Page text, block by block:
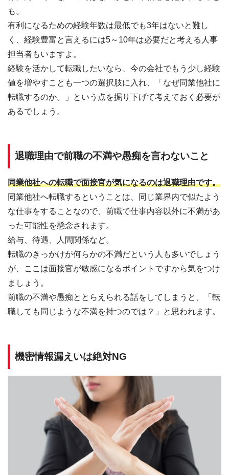
も。
有利になるための経験年数は最低でも3年はないと難し
く、経験豊富と言えるには5～10年は必要だと考える人事
担当者もいますよ。
経験を活かして転職したいなら、今の会社でもう少し経験
値を増やすことも一つの選択肢に入れ、「なぜ同業他社に
転職するのか。」という点を掘り下げて考えておく必要が
あるでしょう。
退職理由で前職の不満や愚痴を言わないこと
同業他社への転職で面接官が気になるのは退職理由です。
同業他社へ転職するということは、同じ業界内で似たよう
な仕事をすることなので、前職で仕事内容以外に不満があ
った可能性を懸念されます。
給与、待遇、人間関係など。
転職のきっかけが何らかの不満だという人も多いでしょう
が、ここは面接官が敏感になるポイントですから気をつけ
ましょう。
前職の不満や愚痴ととらえられる話をしてしまうと、「転
職しても同じような不満を持つのでは？」と思われます。
機密情報漏えいは絶対NG